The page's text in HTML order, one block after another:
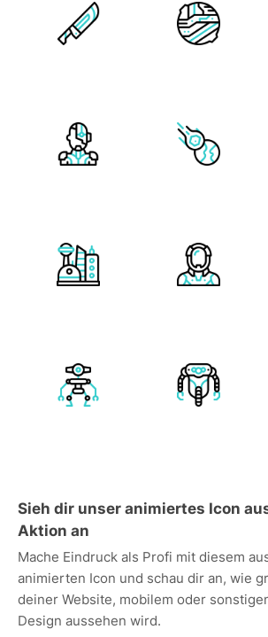
Sieh dir unser animiertes Icon
Aktion an
Mache Eindruck als Profi mit diesem
animierten Icon und schau dir an, wie
deiner Website, mobilem oder
Design aussehen wird.